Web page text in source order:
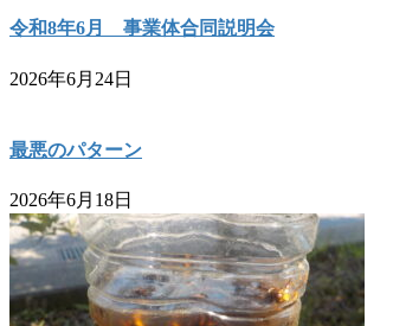
令和8年6月 事業体合同説明会
2026年6月24日
最悪のパターン
2026年6月18日